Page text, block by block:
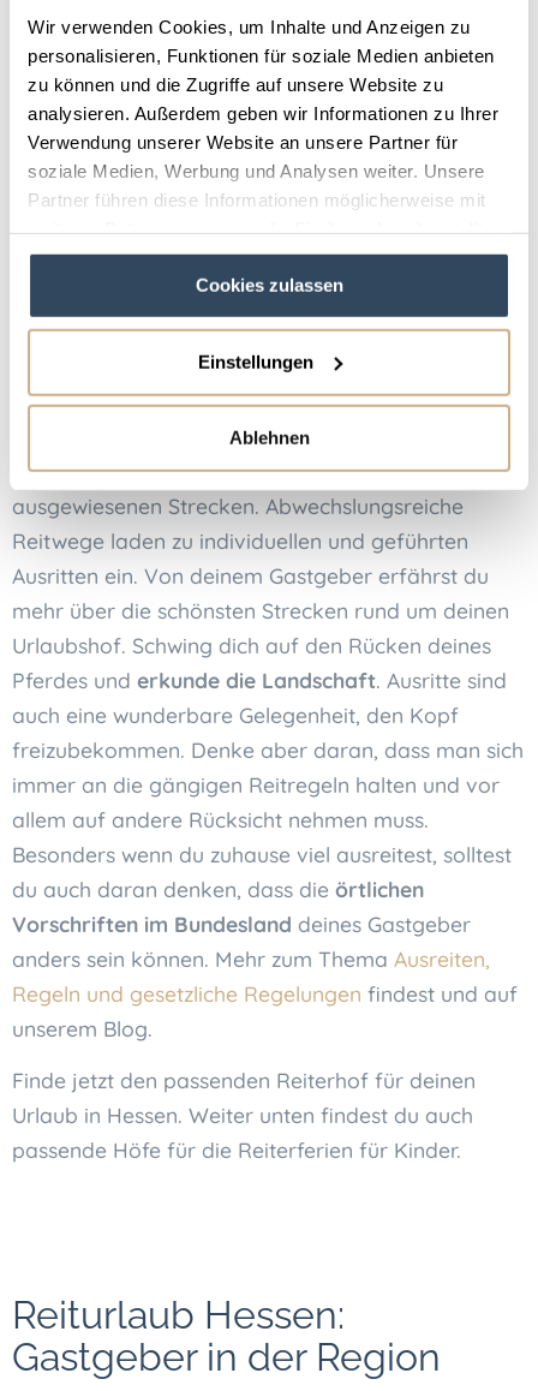
Wir verwenden Cookies, um Inhalte und Anzeigen zu
personalisieren, Funktionen für soziale Medien anbieten
zu können und die Zugriffe auf unsere Website zu
analysieren. Außerdem geben wir Informationen zu Ihrer
Verwendung unserer Website an unsere Partner für
soziale Medien, Werbung und Analysen weiter. Unsere
Partner führen diese Informationen möglicherweise mit
haben oder die sie im Rahmen Ihrer Nutzung der Dienste
Cookies zulassen
Einstellungen
Ablehnen
und Reitsportmesse . Oder wie wäre es mit ein
bisschen Kultur im Reiturlaub in Hessen? Bereits seit
Jahrhunderten findet Ende Oktober im
oberhessischen Ortenberg derKalte Marktstatt,
ein Volksfest, welches von einem traditionsreichen
Pferde- und Viehmarkt geprägt ist und kulinarische
Pferdeshowprogrammebis hin zuKutschen-
Geschicklichkeitsfahrenrunden den Besuch nicht
nur ab.
Ausreiten in Hessen
In Hessen gibt es eingutes Reitwegnetzmit
ausgewiesenen Strecken. Abwechslungsreiche
Reitwege laden zu individuellen und geführten
Ausritten ein. Von deinem Gastgeber erfährst du
mehr über die schönsten Strecken rund um deinen
Urlaubshof. Schwing dich auf den Rücken deines
Pferdes und erkunde die Landschaft. Ausritte sind
auch eine wunderbare Gelegenheit, den Kopf
freizubekommen. Denke aber daran, dass man sich
immer an die gängigen Reitregeln halten und vor
allem auf andere Rücksicht nehmen muss.
Besonders wenn du zuhause viel ausreitest, solltest
du auch daran denken, dass die örtlichen
Vorschriften im Bundesland deines Gastgeber
anders sein können. Mehr zum Thema Ausreiten,
Regeln und gesetzliche Regelungen findest und auf
unserem Blog.
Finde jetzt den passenden Reiterhof für deinen
Urlaub in Hessen. Weiter unten findest du auch
passende Höfe für die Reiterferien für Kinder.
Reiturlaub Hessen:
Gastgeber in der Region